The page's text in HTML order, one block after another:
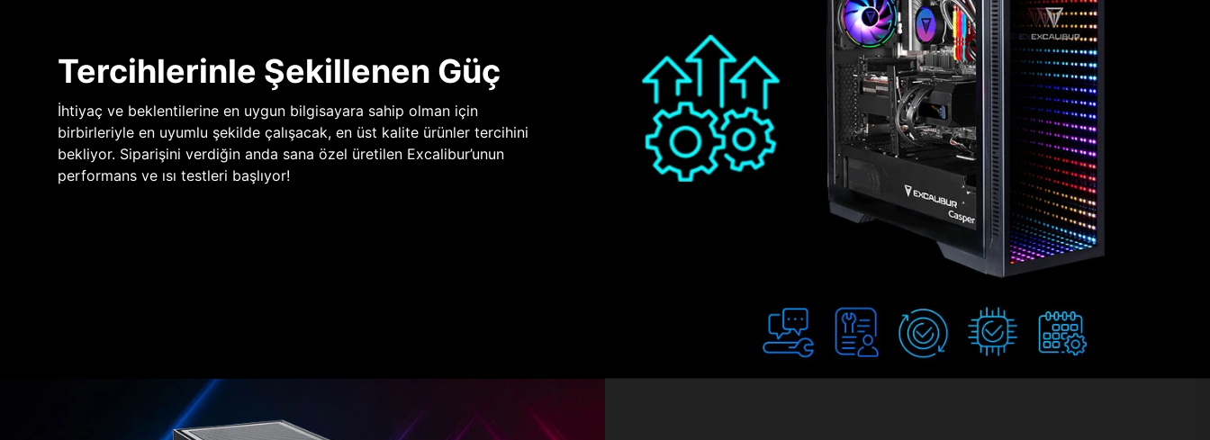
Tercihlerinle Şekillenen Güç
İhtiyaç ve beklentilerine en uygun bilgisayara sahip olman için
birbirleriyle en uyumlu şekilde çalışacak, en üst kalite ürünler tercihini
bekliyor. Siparişini verdiğin anda sana özel üretilen Excalibur’unun
performans ve ısı testleri başlıyor!